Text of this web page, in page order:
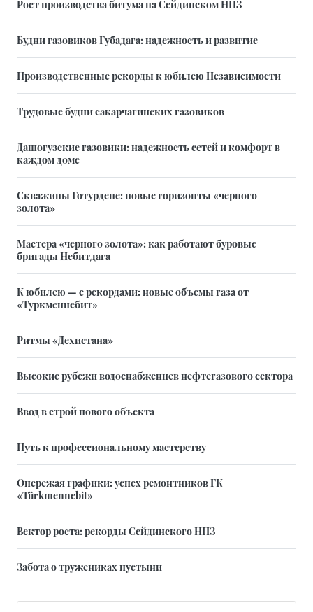
Рост производства битума на Сейдинском НПЗ
Будни газовиков Губадага: надежность и развитие
Производственные рекорды к юбилею Независимости
Трудовые будни сакарчагинских газовиков
Дашогузские газовики: надежность сетей и комфорт в
каждом доме
Скважины Готурдепе: новые горизонты «черного
золота»
Мастера «черного золота»: как работают буровые
бригады Небитдага
К юбилею — с рекордами: новые объемы газа от
«Туркменнебит»
Ритмы «Дехистана»
Высокие рубежи водоснабженцев нефтегазового сектора
Ввод в строй нового объекта
Путь к профессиональному мастерству
Опережая графики: успех ремонтников ГК
«Türkmennebit»
Вектор роста: рекорды Сейдинского НПЗ
Забота о тружениках пустыни